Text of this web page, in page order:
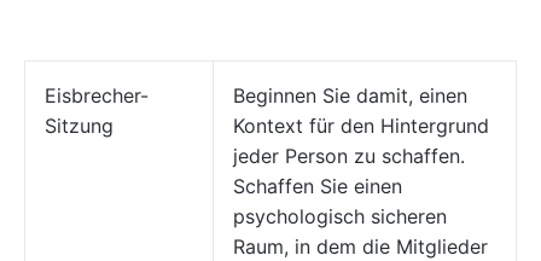
Eisbrecher-
Sitzung
Beginnen Sie damit, einen
Kontext für den Hintergrund
jeder Person zu schaffen.
Schaffen Sie einen
psychologisch sicheren
Raum, in dem die Mitglieder